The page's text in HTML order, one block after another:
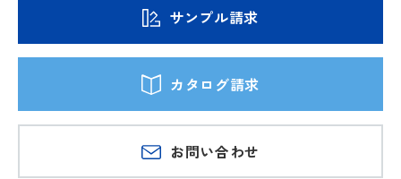
サンプル請求
カタログ請求
お問い合わせ